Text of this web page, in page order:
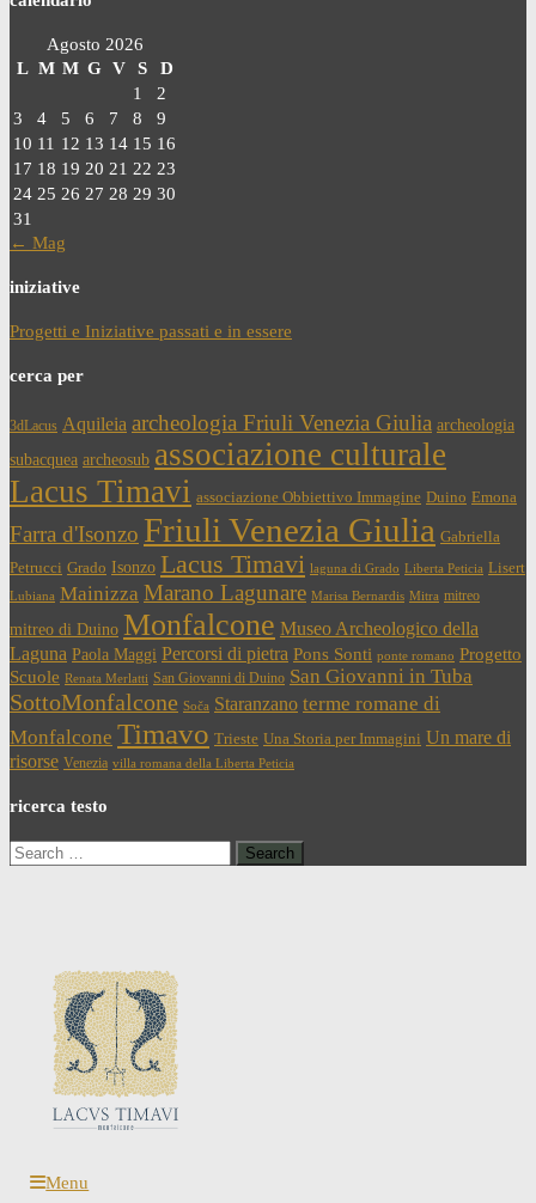
Agosto 2026
L M M G V S
D
1
2
3
4 5 6 7 8
9
10 11 12 13 14 15 16
17 18 19 20 21 22 23
24 25 26 27 28 29 30
31
← Mag
iniziative
Progetti e Iniziative passati e in essere
cerca per
3dLacus Aquileia archeologia Friuli Venezia Giulia archeologia
subacquea archeosub associazione culturale
Lacus Timavi associazione Obbiettivo Immagine Duino Emona
Farra d'Isonzo Friuli Venezia Giulia Gabriella
Petrucci Grado Isonzo Lacus Timavi laguna di Grado Liberta Peticia Lisert
Lubiana Mainizza Marano Lagunare Marisa Bernardis Mitra mitreo
mitreo di Duino Monfalcone Museo Archeologico della
Laguna Paola Maggi Percorsi di pietra Pons Sonti ponte romano Progetto
Scuole Renata Merlatti San Giovanni di Duino San Giovanni in Tuba
SottoMonfalcone Soča Staranzano terme romane di
Monfalcone Timavo Trieste Una Storia per Immagini Un mare di
risorse Venezia villa romana della Liberta Peticia
ricerca testo
Search
for:
Menu